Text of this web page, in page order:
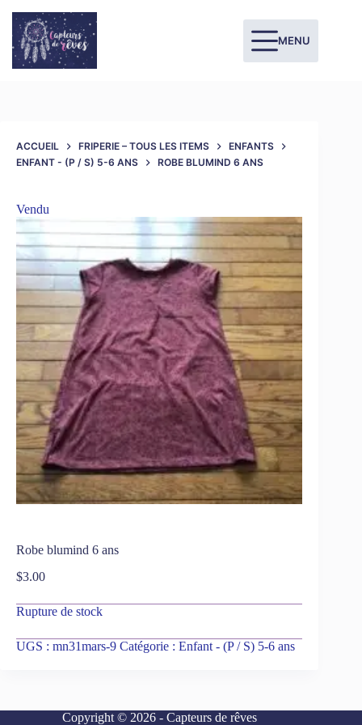
MENU
ACCUEIL FRIPERIE – TOUS LES ITEMS
ENFANTS
ENFANT - (P / S) 5-6 ANS
ROBE BLUMIND 6 ANS
Vendu
Robe blumind 6 ans
$3.00
Rupture de stock
UGS : mn31mars-9 Catégorie : Enfant - (P / S) 5-6 ans
Copyright © 2026 - Capteurs de rêves